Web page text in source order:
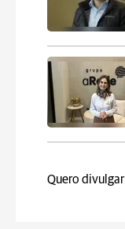
Quero divulgar